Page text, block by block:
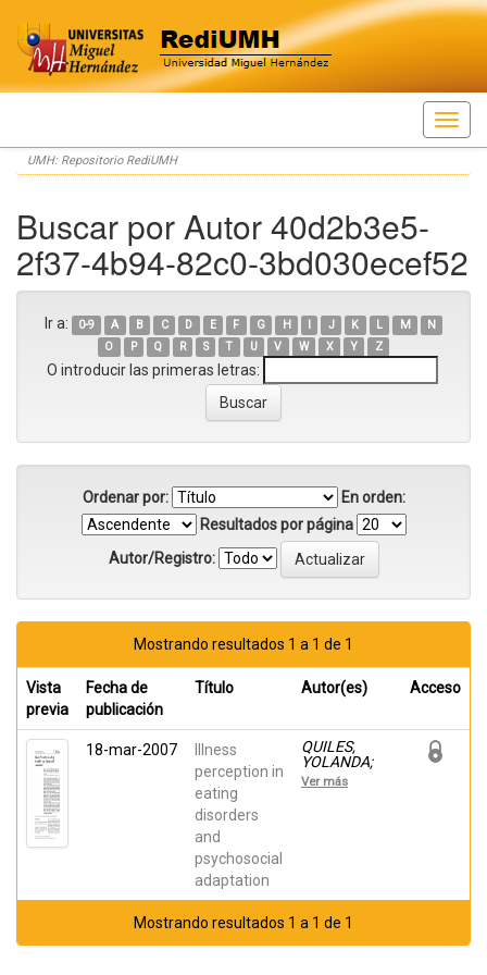
Skip
navigation
UMH: Repositorio RediUMH
Buscar por Autor 40d2b3e5-
2f37-4b94-82c0-3bd030ecef52
Ir a: 0-9 A B C D E F G H I J K L M
N
O
P Q R S T U V W X Y Z
O introducir las primeras letras:
Ordenar por:
En orden:
Resultados por página
Autor/Registro:
Mostrando resultados 1 a 1 de 1
Vista
previa
Fecha de
publicación
Título Autor(es) Acceso
18-mar-2007
Illness
perception in
eating
disorders
and
psychosocial
adaptation
QUILES,
YOLANDA;
Terol
Cantero, M
Gonzalo
Ver más
Mostrando resultados 1 a 1 de 1